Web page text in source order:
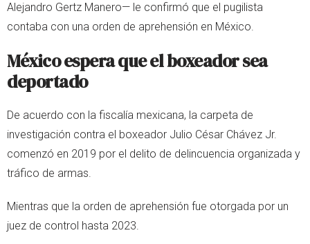
Alejandro Gertz Manero— le confirmó que el pugilista
contaba con una orden de aprehensión en México.
México espera que el boxeador sea
deportado
De acuerdo con la fiscalía mexicana, la carpeta de
investigación contra el boxeador Julio César Chávez Jr.
comenzó en 2019 por el delito de delincuencia organizada y
tráfico de armas.
Mientras que la orden de aprehensión fue otorgada por un
juez de control hasta 2023.